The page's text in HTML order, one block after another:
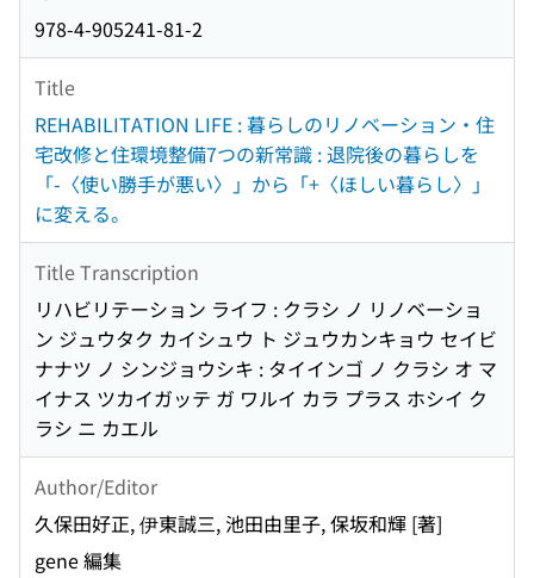
978-4-905241-81-2
Title
REHABILITATION LIFE : 暮らしのリノベーション・住
宅改修と住環境整備7つの新常識 : 退院後の暮らしを
「-〈使い勝手が悪い〉」から「+〈ほしい暮らし〉」
に変える。
Title Transcription
リハビリテーション ライフ : クラシ ノ リノベーショ
ン ジュウタク カイシュウ ト ジュウカンキョウ セイビ
ナナツ ノ シンジョウシキ : タイインゴ ノ クラシ オ マ
イナス ツカイガッテ ガ ワルイ カラ プラス ホシイ ク
ラシ ニ カエル
Author/Editor
久保田好正, 伊東誠三, 池田由里子, 保坂和輝 [著]
gene 編集